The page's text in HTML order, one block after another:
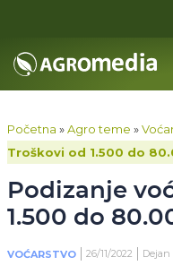
Početna »Agro teme »
Troškovi od 1.500 do
Podizanje
1.500 do
VOĆARSTVO 26/11/2022 Dejan